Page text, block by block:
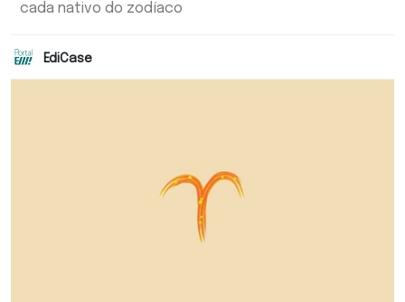
cada nativo do zodíaco
EdiCase